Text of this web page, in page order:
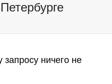
ничего не